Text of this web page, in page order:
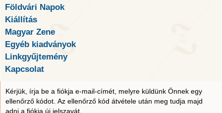
Földvári Napok
Kiállítás
Magyar Zene
Egyéb kiadványok
Linkgyűjtemény
Kapcsolat
Kérjük, írja be a fiókja e-mail-címét, melyre küldünk Önnek egy
ellenőrző kódot. Az ellenőrző kód átvétele után meg tudja majd
adni a fiókja új jelszavát.